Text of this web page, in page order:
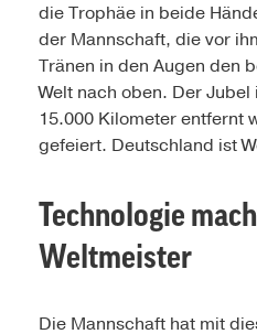
die Trophäe in beide
der Mannschaft, die vor
Tränen in den Augen den
Welt nach oben. Der
15.000 Kilometer entfernt
gefeiert. Deutschland ist
Technologie
Weltmeister
Die Mannschaft hat mit